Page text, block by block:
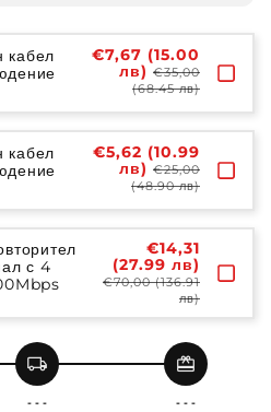
кабел
€7,67 (15.00
лв) €35,00
(68.45 лв)
кабел
€5,62 (10.99
лв) €25,00
(48.90 лв)
с 4
€14,31
(27.99 лв)
€70,00 (136.91
лв)
local_shipping
- - -
redeem
- - -